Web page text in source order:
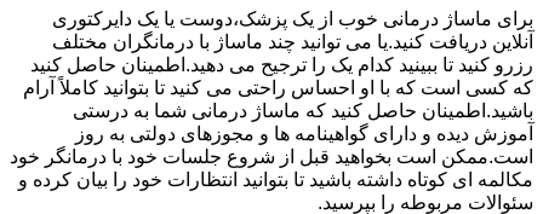
برای ماساژ درمانی خوب از یک پزشک،دوست یا یک دایرکتوری
آنلاین دریافت کنید.یا می توانید چند ماساژ با درمانگران مختلف
رزرو کنید تا ببینید کدام یک را ترجیح می دهید.اطمینان حاصل کنید
که کسی است که با او احساس راحتی می کنید تا بتوانید کاملاً آرام
باشید.اطمینان حاصل کنید که ماساژ درمانی شما به درستی
آموزش دیده و دارای گواهینامه ها و مجوزهای دولتی به روز
است.ممکن است بخواهید قبل از شروع جلسات خود با درمانگر خود
مکالمه ای کوتاه داشته باشید تا بتوانید انتظارات خود را بیان کرده و
سئوالات مربوطه را بپرسید.